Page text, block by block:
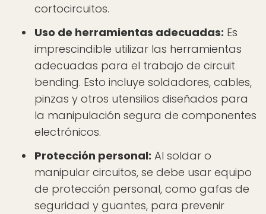
cortocircuitos.
Uso de herramientas adecuadas: Es
imprescindible utilizar las herramientas
adecuadas para el trabajo de circuit
bending. Esto incluye soldadores, cables,
pinzas y otros utensilios diseñados para
la manipulación segura de componentes
electrónicos.
Protección personal: Al soldar o
manipular circuitos, se debe usar equipo
de protección personal, como gafas de
seguridad y guantes, para prevenir